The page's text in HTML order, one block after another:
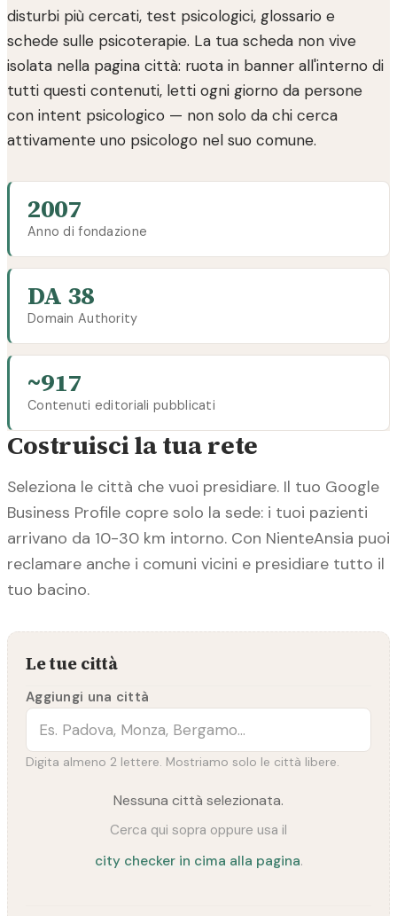
disturbi più cercati, test psicologici, glossario e
schede sulle psicoterapie. La tua scheda non vive
isolata nella pagina città: ruota in banner all'interno di
tutti questi contenuti, letti ogni giorno da persone
con intent psicologico — non solo da chi cerca
attivamente uno psicologo nel suo comune.
2007
Anno di fondazione
DA 38
Domain Authority
~917
Contenuti editoriali pubblicati
Costruisci la tua rete
Seleziona le città che vuoi presidiare. Il tuo Google
Business Profile copre solo la sede: i tuoi pazienti
arrivano da 10-30 km intorno. Con NienteAnsia puoi
reclamare anche i comuni vicini e presidiare tutto il
tuo bacino.
Le tue città
Aggiungi una città
Digita almeno 2 lettere. Mostriamo solo le città libere.
Nessuna città selezionata.
Cerca qui sopra oppure usa il
city checker in cima alla pagina.